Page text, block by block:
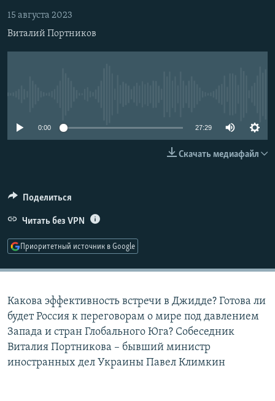
Вернутся
поиску
КАВКАЗ.РЕАЛИИ
СЕВЕР.РЕАЛИИ
15 августа 2023
Виталий Портников
0:00 27:29
Скачать медиафайл
Поделиться
Читать без VPN
Приоритетный источник в Google
Какова эффективность встречи в Джидде? Готова ли
будет Россия к переговорам о мире под давлением
Запада и стран Глобального Юга? Собеседник
Виталия Портникова – бывший министр
иностранных дел Украины Павел Климкин